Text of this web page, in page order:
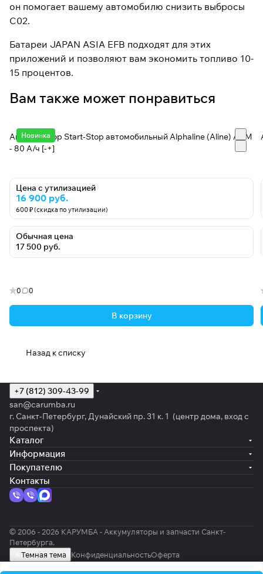
он помогает вашему автомобилю снизить выбросы
С02.
Батареи JAPAN ASIA EFB подходят для этих
приложений и позволяют вам экономить топливо 10-
15 процентов.
Вам также может понравиться
Новинка
Аккумулятор Start-Stop автомобильный Alphaline (Aline) AGM
- 80 А/ч [-+]
Цена с утилизацией
16 900 руб.
600 ₽ (скидка по утилизации)
Обычная цена
17 500 руб.
0 0
В корзину
Назад к списку
+7 (812) 309-43-99
san@carumba.ru
г. Санкт-Петербург, Дунайский пр. 31 к. 1 (центр дома, вход с
проспекта)
Каталог
Информация
Покупателю
Контакты
© 2006 - 2026 КАРУМБА - Аккумуляторы и запчасти Санкт-
Петербурга.
Темная тема КонфиденциальностьОферта